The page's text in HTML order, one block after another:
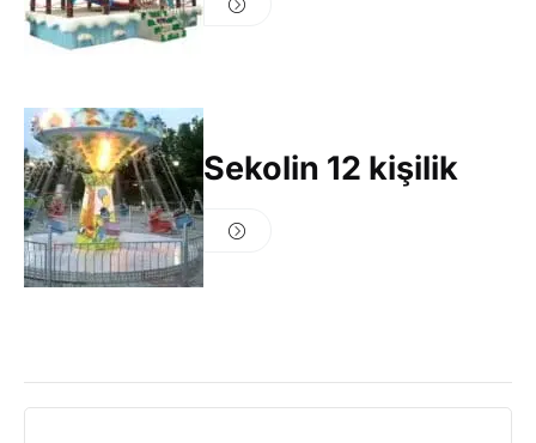
Sekolin 12 kişilik